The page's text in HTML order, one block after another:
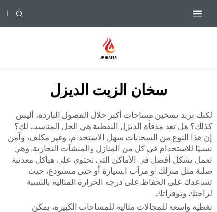
سخان الزيت الديزل
لكنك تريد تسخين مساحات أكبر خلال الفصول الباردة، أليس
كذلك؟ هل تعد مدفأة الديزل النفطية هي الحل المناسب لك؟
إن هذا النوع من السخانات سهل الاستخدام، وغير مكلف، وآمن
نسبيًا للاستخدام في كل من المنازل والمنشآت التجارية. وهي
تعمل بشكل أفضل في الأماكن التي تحتوي على هياكل معدنية
صلبة مثل منزلك أو مرآب السيارة أو حتى مستودع، حيث
تساعدك على الحفاظ على درجة الحرارة المثالية بالنسبة
لراحتك وتوفراتك.
تغطية واسعة للمجالات مثالية للمساحات الكبيرة، يمكن